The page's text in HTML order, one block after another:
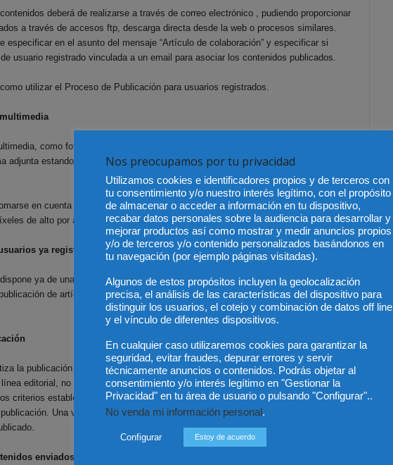
deberá de realizarse a través de correo electrónico , pudiendo proporcionar
a través de accesos ftp, descarga directa desde la web o procesos similares.
especificar en el asunto del mensaje “Artículo de colaboración” y especificar si
usuario registrado vinculada a un email para asociar los contenidos publicados.
utilizar el Proceso de Publicación para usuarios registrados.
como fotografías o referencias de videos (flash o Youtube) deberán ser
adjunta estando limitado en todo caso el número de estos elementos por contenido o
en cuenta el peso de los archivos gráficos, y la calidad de las imágenes con un
de alto por ancho.
ya registrados
ya de una cuenta de usuario registrado podrá sugerir y enviar los contenidos a
de artículos. Para ello, el autor debe estar autentificado usando sus datos
la publicación de los artículos o contenidos sugeridos, pudiendo descartar aquellos
editorial, no sean considerados relevantes, de interés general o carezcan de una
criterios establecidos por los editores del medio. Todos los artículos serán
Una vez publicados se le enviará al autor un email como notificación con
enviados
Nos preocupamos por tu privacidad
Utilizamos cookies e identificadores propios y de terceros con
tu consentimiento y/o nuestro interés legítimo, con el propósito
de almacenar o acceder a información en tu dispositivo,
recabar datos personales sobre la audiencia para desarrollar y
mejorar productos así como mostrar y medir anuncios propios
y/o de terceros y/o contenido personalizados basándonos en
tu navegación (por ejemplo páginas visitadas).
Algunos de estos propósitos incluyen la geolocalización
precisa, el análisis de las características del dispositivo para
distinguir los usuarios, el cotejo y combinación de datos off line
y el vínculo de diferentes dispositivos.
En cualquier caso utilizaremos cookies para garantizar la
seguridad, evitar fraudes, depurar errores y servir
técnicamente anuncios o contenidos. Podrás objetar al
consentimiento y/o interés legítimo en "Gestionar la
Privacidad" en tu área de usuario o pulsando "Configurar"..
No venda mi información personal.
Configurar Estoy de acuerdo